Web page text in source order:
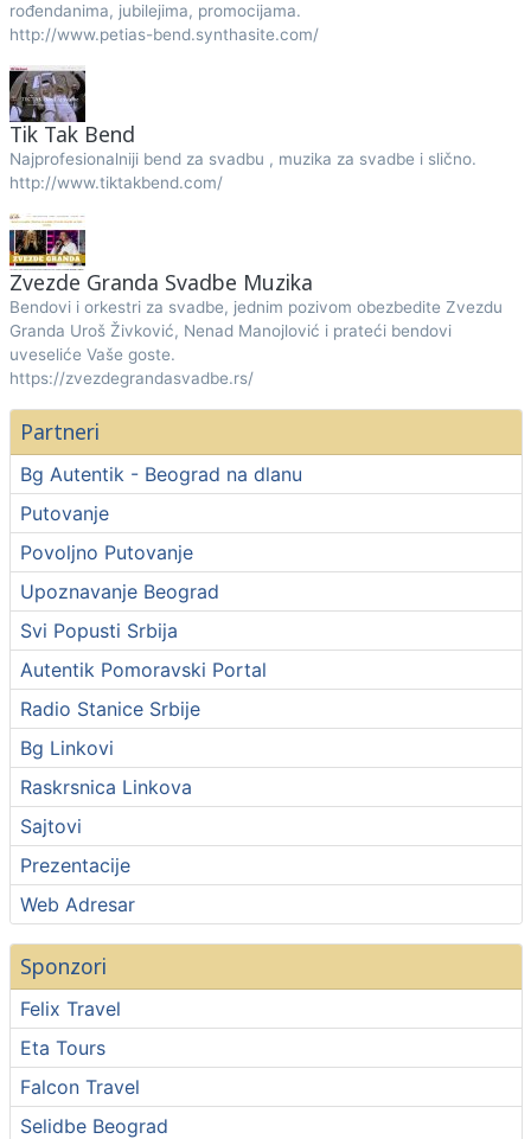
rođendanima, jubilejima, promocijama.
http://www.petias-bend.synthasite.com/
Tik Tak Bend
Najprofesionalniji bend za svadbu , muzika za svadbe i slično.
http://www.tiktakbend.com/
Zvezde Granda Svadbe Muzika
Bendovi i orkestri za svadbe, jednim pozivom obezbedite Zvezdu
Granda Uroš Živković, Nenad Manojlović i prateći bendovi
uveseliće Vaše goste.
https://zvezdegrandasvadbe.rs/
Partneri
Bg Autentik - Beograd na dlanu
Putovanje
Povoljno Putovanje
Upoznavanje Beograd
Svi Popusti Srbija
Autentik Pomoravski Portal
Radio Stanice Srbije
Bg Linkovi
Raskrsnica Linkova
Sajtovi
Prezentacije
Web Adresar
Sponzori
Felix Travel
Eta Tours
Falcon Travel
Selidbe Beograd